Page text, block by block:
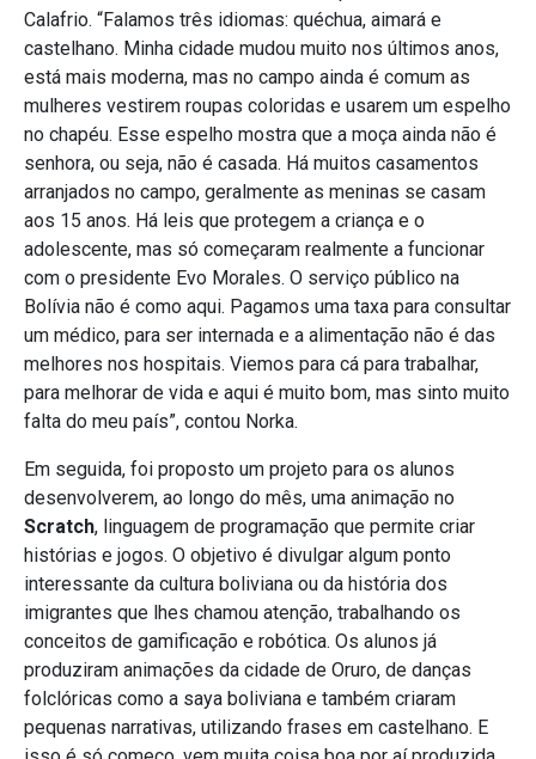
Calafrio. “Falamos três idiomas: quéchua, aimará e
castelhano. Minha cidade mudou muito nos últimos anos,
está mais moderna, mas no campo ainda é comum as
mulheres vestirem roupas coloridas e usarem um espelho
no chapéu. Esse espelho mostra que a moça ainda não é
senhora, ou seja, não é casada. Há muitos casamentos
arranjados no campo, geralmente as meninas se casam
aos 15 anos. Há leis que protegem a criança e o
adolescente, mas só começaram realmente a funcionar
com o presidente Evo Morales. O serviço público na
Bolívia não é como aqui. Pagamos uma taxa para consultar
um médico, para ser internada e a alimentação não é das
melhores nos hospitais. Viemos para cá para trabalhar,
para melhorar de vida e aqui é muito bom, mas sinto muito
falta do meu país”, contou Norka.
Em seguida, foi proposto um projeto para os alunos
desenvolverem, ao longo do mês, uma animação no
Scratch, linguagem de programação que permite criar
histórias e jogos. O objetivo é divulgar algum ponto
interessante da cultura boliviana ou da história dos
imigrantes que lhes chamou atenção, trabalhando os
conceitos de gamificação e robótica. Os alunos já
produziram animações da cidade de Oruro, de danças
folclóricas como a saya boliviana e também criaram
pequenas narrativas, utilizando frases em castelhano. E